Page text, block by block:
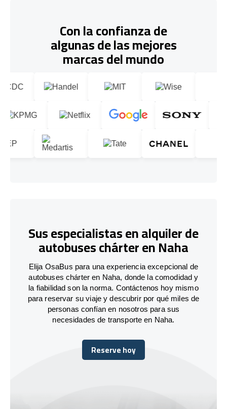
Con la confianza de
algunas de las mejores
marcas del mundo
Sus especialistas en alquiler de
autobuses chárter en Naha
Elija OsaBus para una experiencia excepcional de
autobuses chárter en Naha, donde la comodidad y
la fiabilidad son la norma. Contáctenos hoy mismo
para reservar su viaje y descubrir por qué miles de
personas confían en nosotros para sus
necesidades de transporte en Naha.
Reserve hoy
Reserve hoy